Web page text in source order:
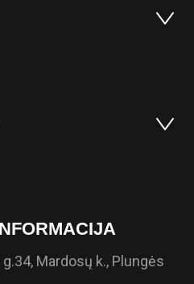
Mardosų k., Plungės